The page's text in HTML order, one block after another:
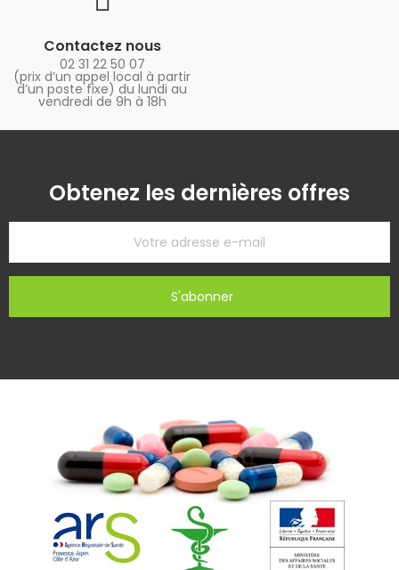
Contactez nous
02 31 22 50 07
(prix d’un appel local à partir
d’un poste fixe) du lundi au
vendredi de 9h à 18h
Obtenez les dernières offres
S'abonner